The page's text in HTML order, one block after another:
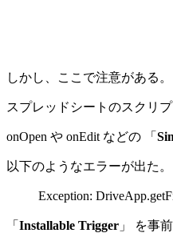
しかし、ここで注意がある。
スプレッドシートのスクリ
onOpen や onEdit などの 「
以下のようなエラーが出た。
Exception:
「 Installable Trigger 」 を事